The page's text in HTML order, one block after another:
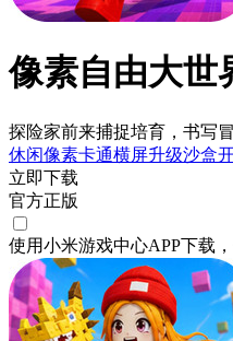
像素自由大世
探险家前来捕捉培育，书写冒
休闲像素卡通横屏升级沙盒
立即下载
官方正版
使用小米游戏中心APP下载